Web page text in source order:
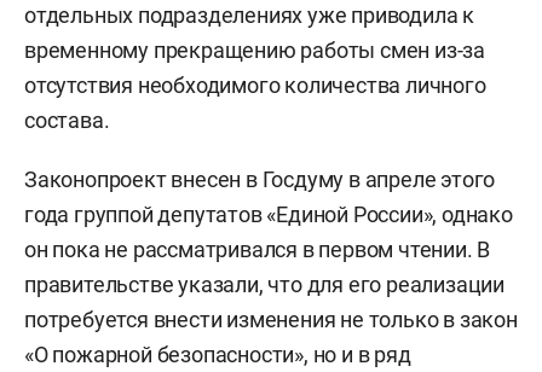
отдельных подразделениях уже приводила к
временному прекращению работы смен из-за
отсутствия необходимого количества личного
состава.
Законопроект внесен в Госдуму в апреле этого
года группой депутатов «Единой России», однако
он пока не рассматривался в первом чтении. В
правительстве указали, что для его реализации
потребуется внести изменения не только в закон
«О пожарной безопасности», но и в ряд